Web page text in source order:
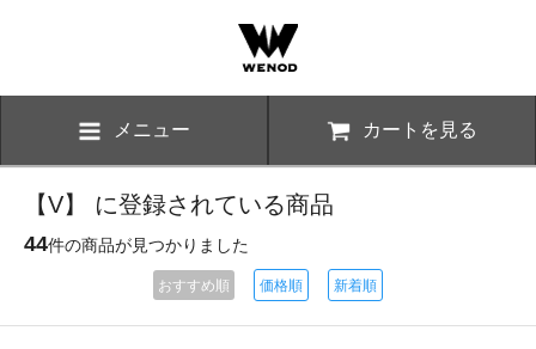
メニュー カートを見る
【V】 に登録されている商品
44件の商品が見つかりました
おすすめ順 価格順 新着順